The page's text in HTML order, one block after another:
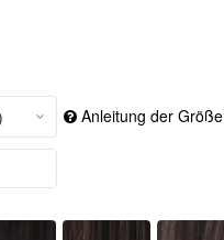
Anleitung der Größe